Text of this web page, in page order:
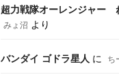
超力戦隊オーレンジャー
みょ沼 より
バンダイ ゴドラ星人 に ち